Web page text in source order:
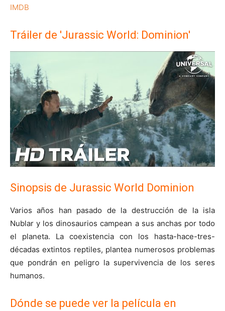
IMDB
Tráiler de 'Jurassic World: Dominion'
Sinopsis de Jurassic World Dominion
Varios años han pasado de la destrucción de la isla
Nublar y los dinosaurios campean a sus anchas por todo
el planeta. La coexistencia con los hasta-hace-tres-
décadas extintos reptiles, plantea numerosos problemas
que pondrán en peligro la supervivencia de los seres
humanos.
Dónde se puede ver la película en